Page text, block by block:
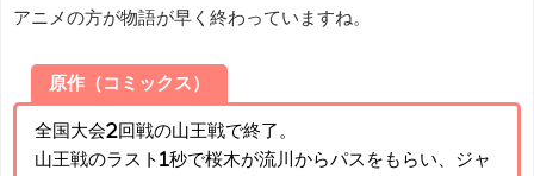
アニメの方が物語が早く終わっていますね。
原作（コミックス）
全国大会2回戦の山王戦で終了。
山王戦のラスト1秒で桜木が流川からパスをもらい、ジャ